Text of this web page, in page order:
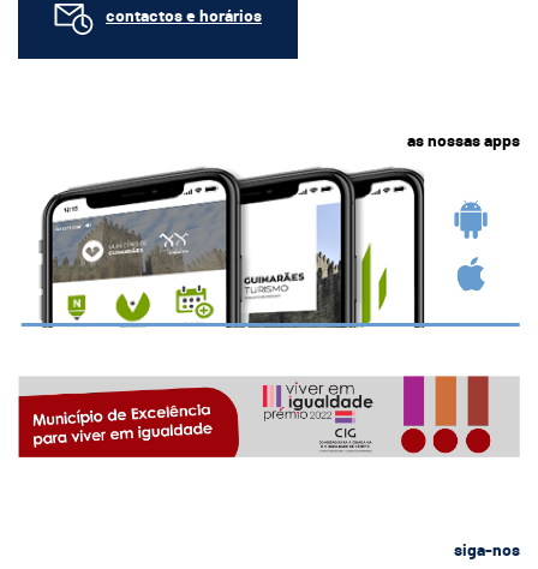
contactos e horários
as nossas apps
siga-nos